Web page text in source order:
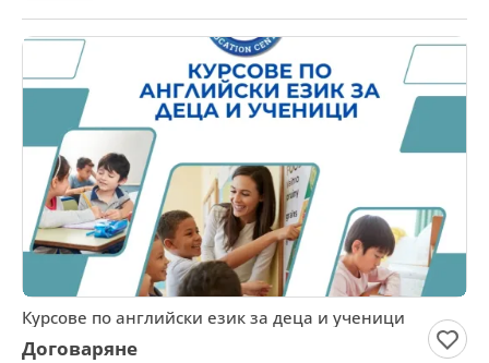
Курсове по английски език за деца и ученици
Договаряне